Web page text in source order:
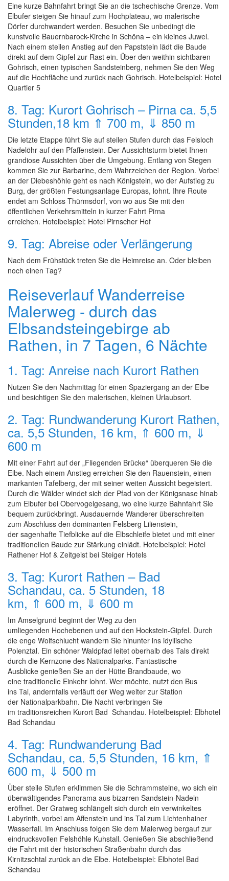
Eine kurze Bahnfahrt bringt Sie an die tschechische Grenze. Vom
Elbufer steigen Sie hinauf zum Hochplateau, wo malerische
Dörfer durchwandert werden. Besuchen Sie unbedingt die
kunstvolle Bauernbarock-Kirche in Schöna – ein kleines Juwel.
Nach einem steilen Anstieg auf den Papststein lädt die Baude
direkt auf dem Gipfel zur Rast ein. Über den weithin sichtbaren
Gohrisch, einen typischen Sandsteinberg, nehmen Sie den Weg
auf die Hochfläche und zurück nach Gohrisch. Hotelbeispiel: Hotel
Quartier 5
8. Tag: Kurort Gohrisch – Pirna ca. 5,5
Stunden,18 km ⇑ 700 m, ⇓ 850 m
Die letzte Etappe führt Sie auf steilen Stufen durch das Felsloch
Nadelöhr auf den Pfaffenstein. Der Aussichtsturm bietet Ihnen
grandiose Aussichten über die Umgebung. Entlang von Stegen
kommen Sie zur Barbarine, dem Wahrzeichen der Region. Vorbei
an der Diebeshöhle geht es nach Königstein, wo der Aufstieg zu
Burg, der größten Festungsanlage Europas, lohnt. Ihre Route
endet am Schloss Thürmsdorf, von wo aus Sie mit den
öffentlichen Verkehrsmitteln in kurzer Fahrt Pirna
erreichen. Hotelbeispiel: Hotel Pirnscher Hof
9. Tag: Abreise oder Verlängerung
Nach dem Frühstück treten Sie die Heimreise an. Oder bleiben
noch einen Tag?
Reiseverlauf Wanderreise
Malerweg - durch das
Elbsandsteingebirge ab
Rathen, in 7 Tagen, 6 Nächte
1. Tag: Anreise nach Kurort Rathen
Nutzen Sie den Nachmittag für einen Spaziergang an der Elbe
und besichtigen Sie den malerischen, kleinen Urlaubsort.
2. Tag: Rundwanderung Kurort Rathen,
ca. 5,5 Stunden, 16 km, ⇑ 600 m, ⇓
600 m
Mit einer Fahrt auf der „Fliegenden Brücke“ überqueren Sie die
Elbe. Nach einem Anstieg erreichen Sie den Rauenstein, einen
markanten Tafelberg, der mit seiner weiten Aussicht begeistert.
Durch die Wälder windet sich der Pfad von der Königsnase hinab
zum Elbufer bei Obervogelgesang, wo eine kurze Bahnfahrt Sie
bequem zurückbringt. Ausdauernde Wanderer überschreiten
zum Abschluss den dominanten Felsberg Lilienstein,
der sagenhafte Tiefblicke auf die Elbschleife bietet und mit einer
traditionellen Baude zur Stärkung einlädt. Hotelbeispiel: Hotel
Rathener Hof & Zeitgeist bei Steiger Hotels
3. Tag: Kurort Rathen – Bad
Schandau, ca. 5 Stunden, 18
km, ⇑ 600 m, ⇓ 600 m
Im Amselgrund beginnt der Weg zu den
umliegenden Hochebenen und auf den Hockstein-Gipfel. Durch
die enge Wolfschlucht wandern Sie hinunter ins idyllische
Polenztal. Ein schöner Waldpfad leitet oberhalb des Tals direkt
durch die Kernzone des Nationalparks. Fantastische
Ausblicke genießen Sie an der Hütte Brandbaude, wo
eine traditionelle Einkehr lohnt. Wer möchte, nutzt den Bus
ins Tal, andernfalls verläuft der Weg weiter zur Station
der Nationalparkbahn. Die Nacht verbringen Sie
im traditionsreichen Kurort Bad Schandau. Hotelbeispiel: Elbhotel
Bad Schandau
4. Tag: Rundwanderung Bad
Schandau, ca. 5,5 Stunden, 16 km, ⇑
600 m, ⇓ 500 m
Über steile Stufen erklimmen Sie die Schrammsteine, wo sich ein
überwältigendes Panorama aus bizarren Sandstein-Nadeln
eröffnet. Der Gratweg schlängelt sich durch ein verwinkeltes
Labyrinth, vorbei am Affenstein und ins Tal zum Lichtenhainer
Wasserfall. Im Anschluss folgen Sie dem Malerweg bergauf zur
eindrucksvollen Felshöhle Kuhstall. Genießen Sie abschließend
die Fahrt mit der historischen Straßenbahn durch das
Kirnitzschtal zurück an die Elbe. Hotelbeispiel: Elbhotel Bad
Schandau